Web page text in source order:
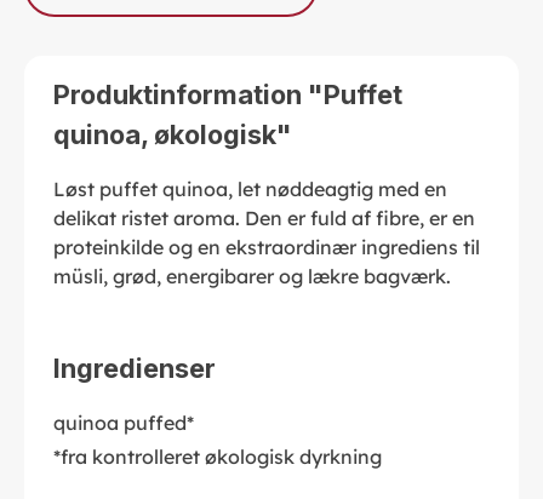
Produktinformation "Puffet
quinoa, økologisk"
Løst puffet quinoa, let nøddeagtig med en
delikat ristet aroma. Den er fuld af fibre, er en
proteinkilde og en ekstraordinær ingrediens til
müsli, grød, energibarer og lækre bagværk.
Ingredienser
quinoa puffed*
*fra kontrolleret økologisk dyrkning